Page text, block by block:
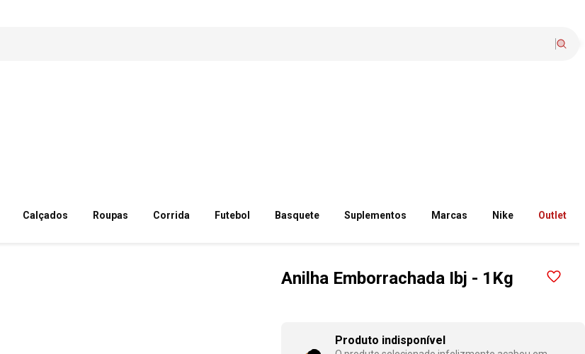
Calçados Roupas Corrida Futebol Basquete Suplementos Marcas Nike Outlet
Anilha Emborrachada Ibj - 1Kg
Produto indisponível